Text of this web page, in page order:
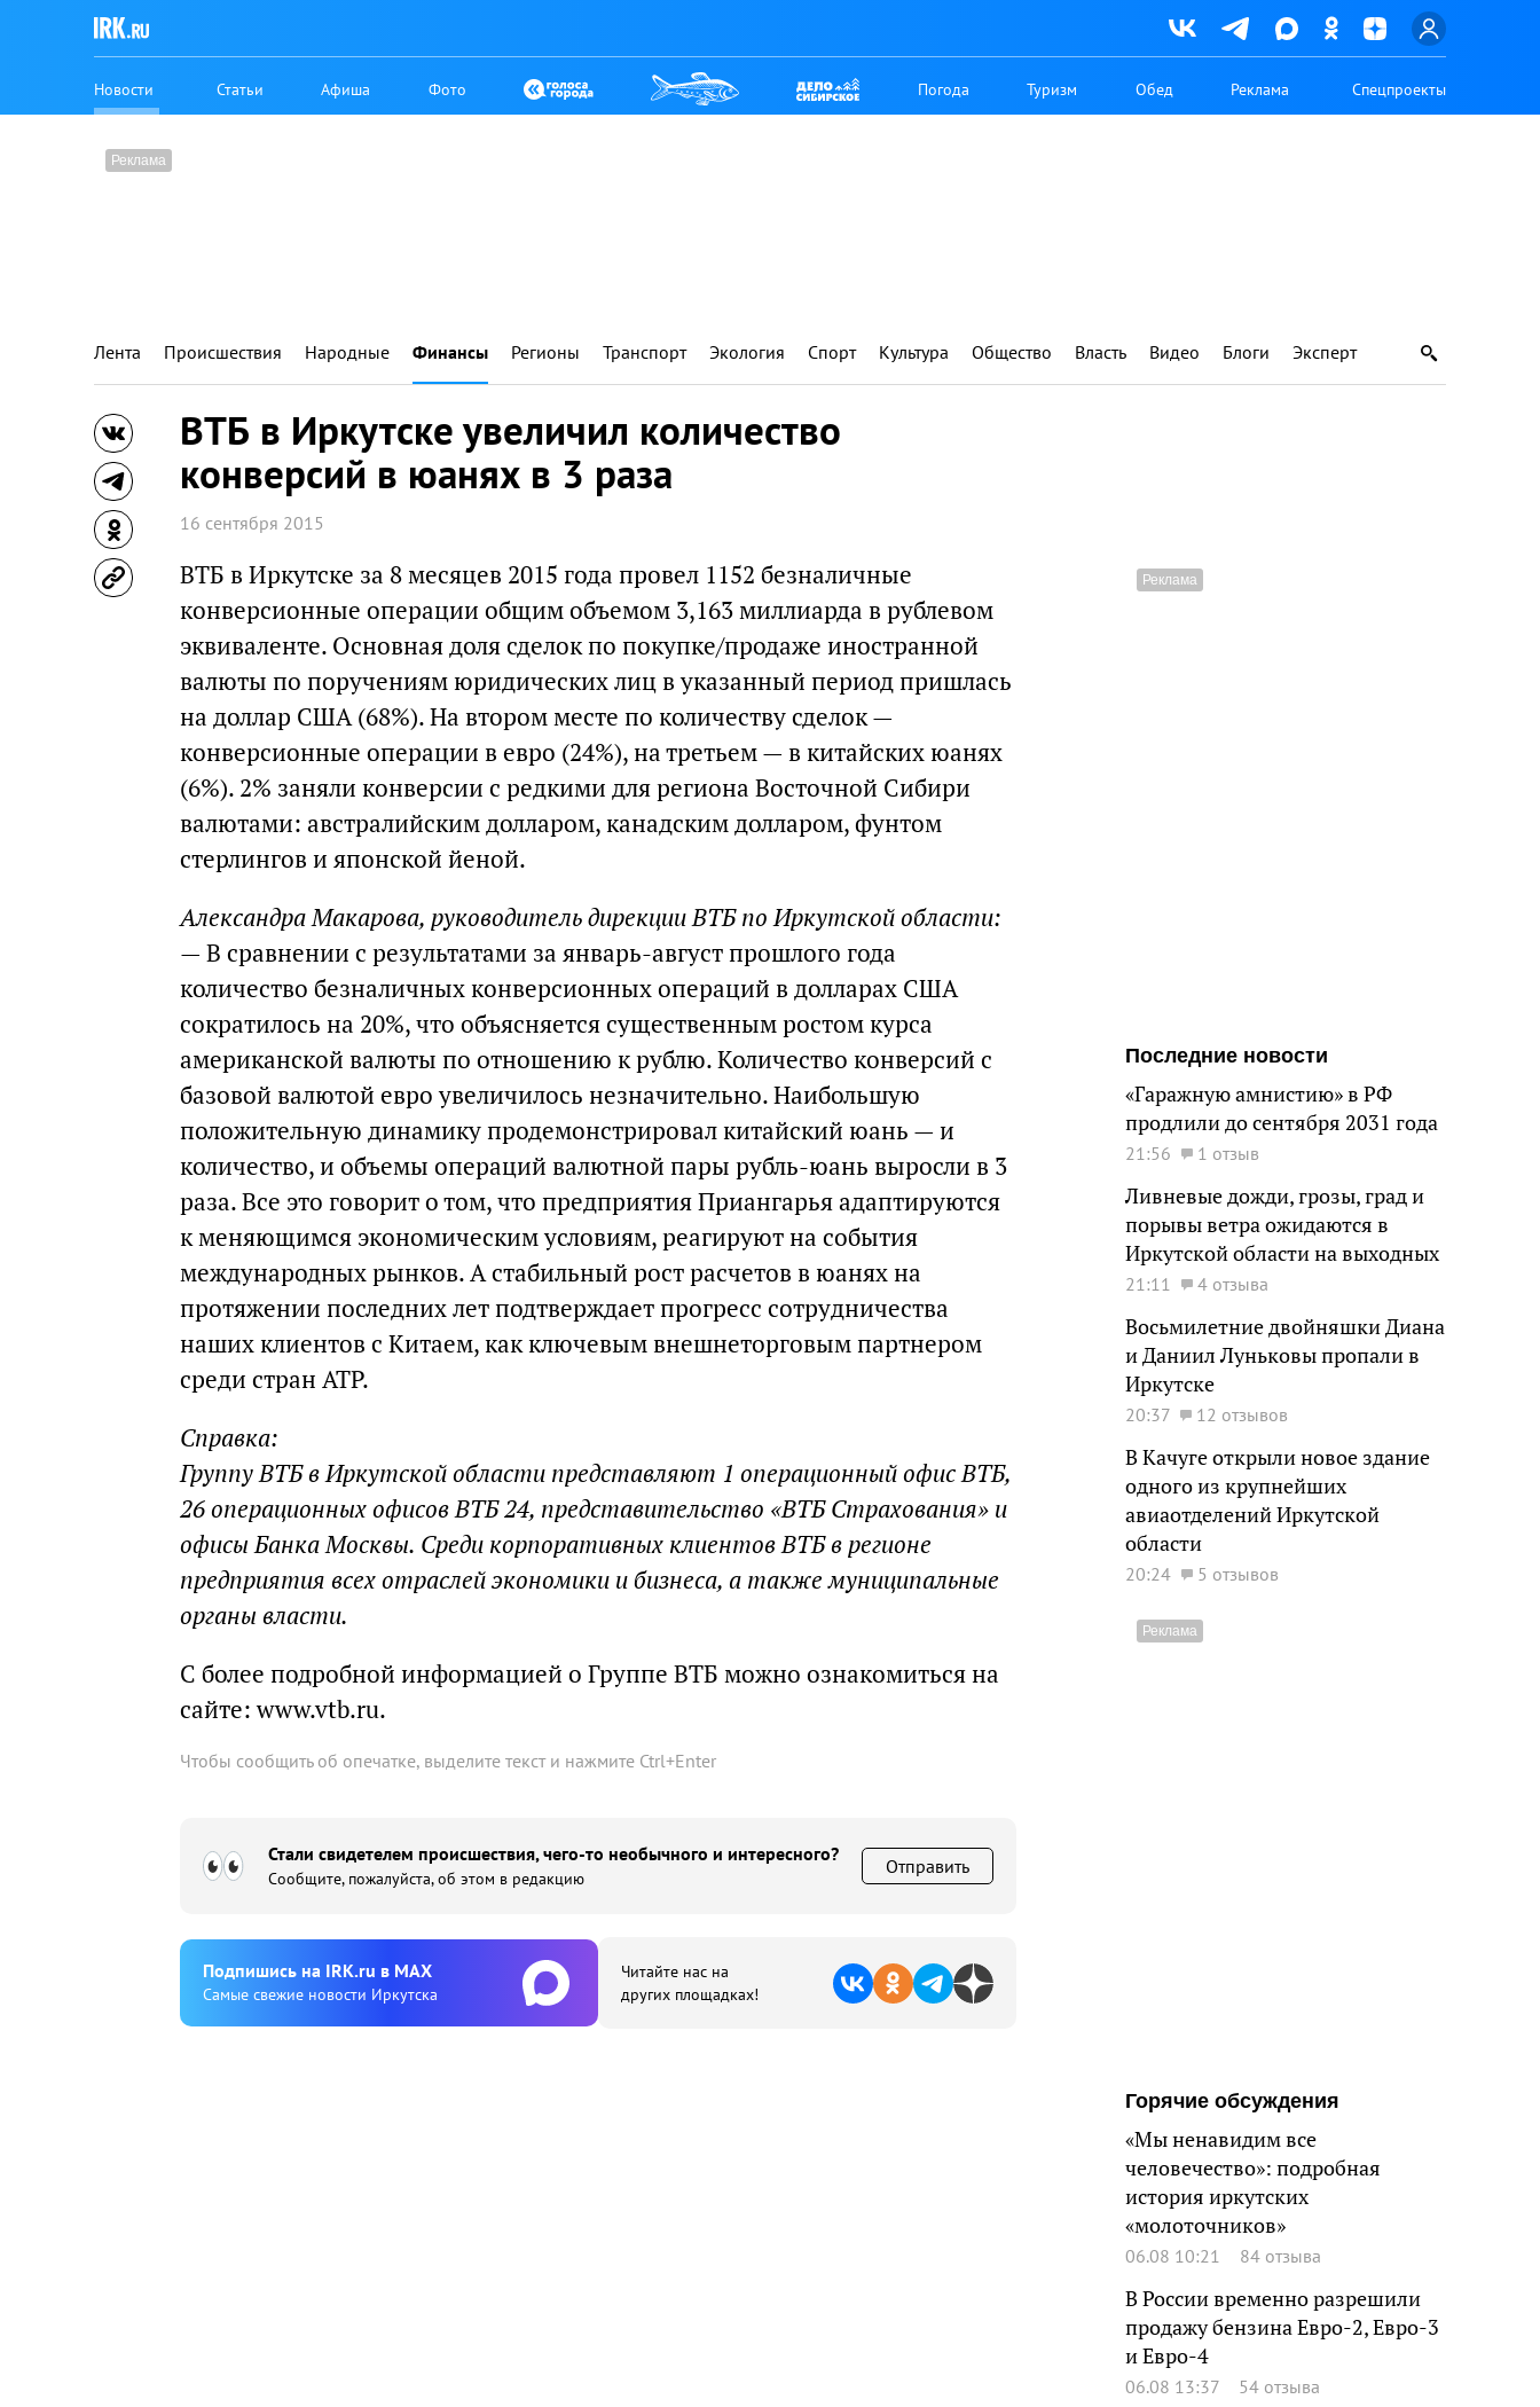
Новости Статьи Афиша Фото Погода Туризм Обед Реклама Спецпроекты
Лента Происшествия Народные Финансы Регионы Транспорт Экология Спорт Культура Общество Власть Видео Блоги Эксперт
ВТБ в Иркутске увеличил количество
конверсий в юанях в 3 раза
16 сентября 2015
ВТБ в Иркутске за 8 месяцев 2015 года провел 1152 безналичные
конверсионные операции общим объемом 3,163 миллиарда в рублевом
эквиваленте. Основная доля сделок по покупке/продаже иностранной
валюты по поручениям юридических лиц в указанный период пришлась
на доллар США (68%). На втором месте по количеству сделок —
конверсионные операции в евро (24%), на третьем — в китайских юанях
(6%). 2% заняли конверсии с редкими для региона Восточной Сибири
валютами: австралийским долларом, канадским долларом, фунтом
стерлингов и японской йеной.
Александра Макарова, руководитель дирекции ВТБ по Иркутской области:
— В сравнении с результатами за январь-август прошлого года
количество безналичных конверсионных операций в долларах США
сократилось на 20%, что объясняется существенным ростом курса
американской валюты по отношению к рублю. Количество конверсий с
базовой валютой евро увеличилось незначительно. Наибольшую
положительную динамику продемонстрировал китайский юань — и
количество, и объемы операций валютной пары рубль-юань выросли в 3
раза. Все это говорит о том, что предприятия Приангарья адаптируются
к меняющимся экономическим условиям, реагируют на события
международных рынков. А стабильный рост расчетов в юанях на
протяжении последних лет подтверждает прогресс сотрудничества
наших клиентов с Китаем, как ключевым внешнеторговым партнером
среди стран АТР.
Справка:
Группу ВТБ в Иркутской области представляют 1 операционный офис ВТБ,
26 операционных офисов ВТБ 24, представительство «ВТБ Страхования» и
офисы Банка Москвы. Среди корпоративных клиентов ВТБ в регионе
предприятия всех отраслей экономики и бизнеса, а также муниципальные
органы власти.
С более подробной информацией о Группе ВТБ можно ознакомиться на
сайте: www.vtb.ru.
Чтобы сообщить об опечатке, выделите текст и нажмите Ctrl+Enter
Стали свидетелем происшествия, чего-то необычного и интересного?
Сообщите, пожалуйста, об этом в редакцию
Отправить
Подпишиcь на IRK.ru в MAX
Cамые свежие новости Иркутска
Читайте нас на
других площадках!
Последние новости
«Гаражную амнистию» в РФ
продлили до сентября 2031 года
21:56 1 отзыв
Ливневые дожди, грозы, град и
порывы ветра ожидаются в
Иркутской области на выходных
21:11 4 отзыва
Восьмилетние двойняшки Диана
и Даниил Луньковы пропали в
Иркутске
20:37 12 отзывов
В Качуге открыли новое здание
одного из крупнейших
авиаотделений Иркутской
области
20:24 5 отзывов
Горячие обсуждения
«Мы ненавидим все
человечество»: подробная
история иркутских
«молоточников»
06.08 10:21 84 отзыва
В России временно разрешили
продажу бензина Евро-2, Евро-3
и Евро-4
06.08 13:37 54 отзыва